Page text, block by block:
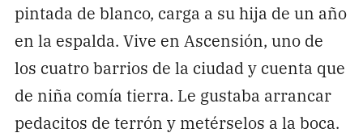
pintada de blanco, carga a su hija de un año
en la espalda. Vive en Ascensión, uno de
los cuatro barrios de la ciudad y cuenta que
de niña comía tierra. Le gustaba arrancar
pedacitos de terrón y metérselos a la boca.